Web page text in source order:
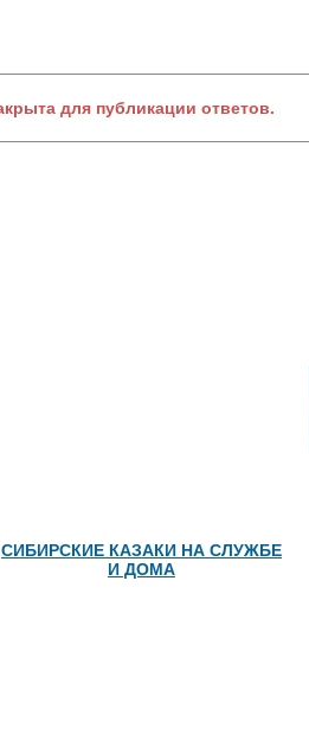
для публикации ответов.
СИБИРСКИЕ КАЗАКИ НА СЛУЖБЕ
И ДОМА